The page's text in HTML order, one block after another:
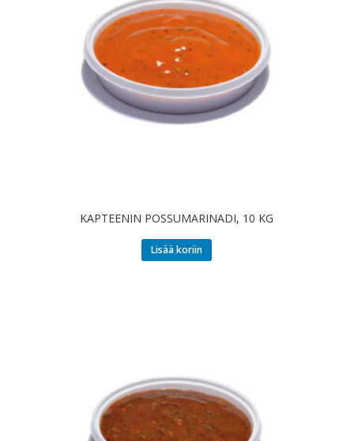
KAPTEENIN POSSUMARINADI, 10 KG
Lisää koriin